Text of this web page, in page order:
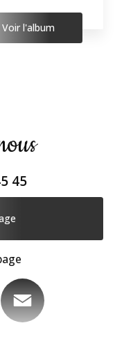
Voir l'album
45